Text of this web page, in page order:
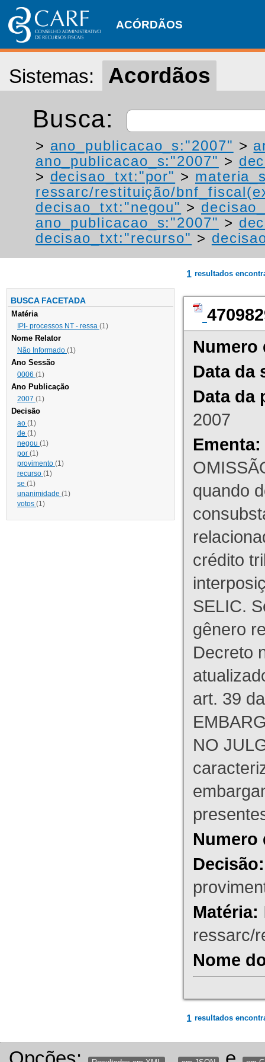
ACÓRDÃOS
Sistemas: Acordãos
Busca:
> ano_publicacao_s:"2007" >
ano_publicacao_s:"2007" >
> decisao_txt:"por" >
ressarc/restituição/
decisao_txt:"negou" >
ano_publicacao_s:"2007" >
decisao_txt:"recurso" >
BUSCA FACETADA
Matéria
IPI- processos NT - ressa (1)
Nome Relator
Não Informado (1)
Ano Sessão
0006 (1)
Ano Publicação
2007 (1)
Decisão
ao (1)
de (1)
negou (1)
por (1)
provimento (1)
recurso (1)
se (1)
unanimidade (1)
votos (1)
1 resultados
Numero
Data da
Data da
2007
Ementa:
quando
crédito
SELIC.
gênero
Decreto
art. 39
NO
Numero
Decisão:
Matéria:
ressarc/
Nome
1 resultados